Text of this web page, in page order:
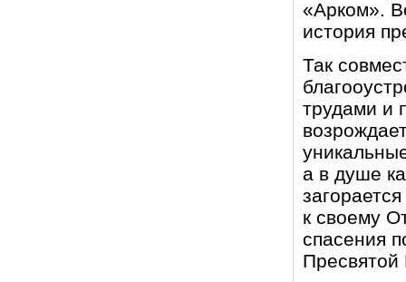
«Арком».
история
Так
трудами и
а в душе
к своему
спасения